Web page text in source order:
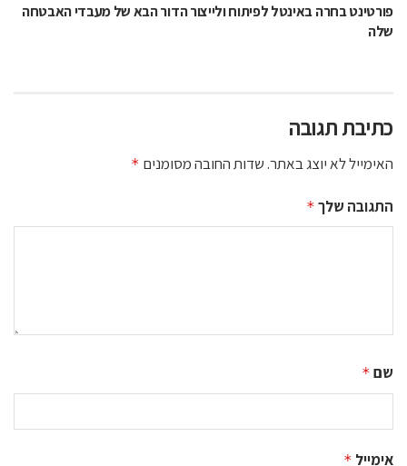
פורטינט בחרה באינטל לפיתוח ולייצור הדור הבא של מעבדי האבטחה
שלה
כתיבת תגובה
האימייל לא יוצג באתר.שדות החובה מסומנים *
התגובה שלך *
שם *
אימייל *